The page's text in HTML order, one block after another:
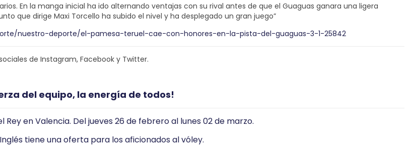
En la manga inicial ha ido alternando ventajas con su rival antes de que el Guaguas ganara una ligera
que dirige Maxi Torcello ha subido el nivel y ha desplegado un gran juego”
nuestro-deporte/el-pamesa-teruel-cae-con-honores-en-la-pista-del-guaguas-3-1-25842
de Instagram, Facebook y Twitter.
del equipo, la energía de todos!
Rey en Valencia. Del jueves 26 de febrero al lunes 02 de marzo.
tiene una oferta para los aficionados al vóley.